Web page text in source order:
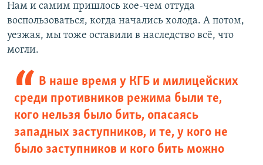
Нам и самим пришлось кое-чем оттуда
воспользоваться, когда начались холода. А потом,
уезжая, мы тоже оставили в наследство всё, что
могли.
В наше время у КГБ и милицейских
среди противников режима были те,
кого нельзя было бить, опасаясь
западных заступников, и те, у кого не
было заступников и кого бить можно